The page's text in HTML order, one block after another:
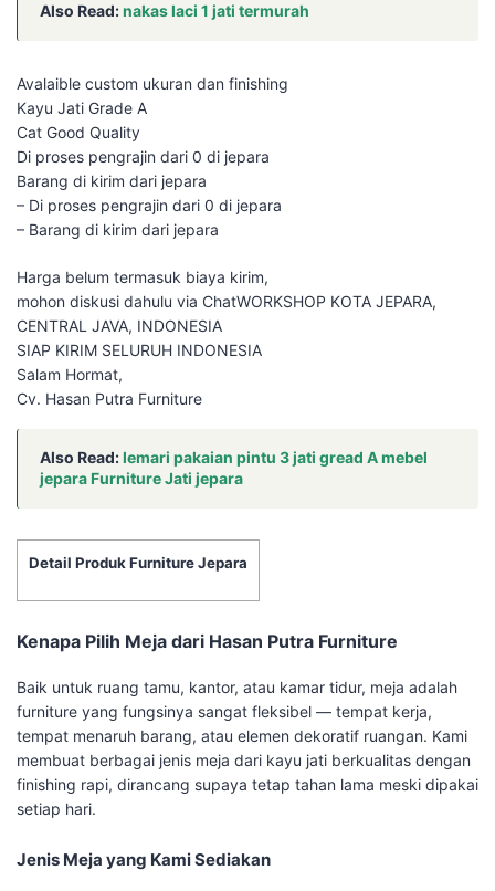
Also Read:nakas laci 1 jati termurah
Avalaible custom ukuran dan finishing
Kayu Jati Grade A
Cat Good Quality
Di proses pengrajin dari 0 di jepara
Barang di kirim dari jepara
– Di proses pengrajin dari 0 di jepara
– Barang di kirim dari jepara
Harga belum termasuk biaya kirim,
mohon diskusi dahulu via ChatWORKSHOP KOTA JEPARA,
CENTRAL JAVA, INDONESIA
SIAP KIRIM SELURUH INDONESIA
Salam Hormat,
Cv. Hasan Putra Furniture
Also Read:lemari pakaian pintu 3 jati gread A mebel
jepara Furniture Jati jepara
Detail Produk Furniture Jepara
Kenapa Pilih Meja dari Hasan Putra Furniture
Baik untuk ruang tamu, kantor, atau kamar tidur, meja adalah
furniture yang fungsinya sangat fleksibel — tempat kerja,
tempat menaruh barang, atau elemen dekoratif ruangan. Kami
membuat berbagai jenis meja dari kayu jati berkualitas dengan
finishing rapi, dirancang supaya tetap tahan lama meski dipakai
setiap hari.
Jenis Meja yang Kami Sediakan